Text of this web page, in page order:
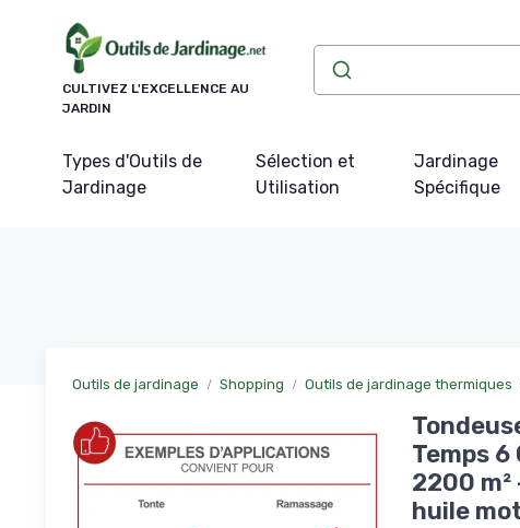
CULTIVEZ L'EXCELLENCE AU
JARDIN
Types d'Outils de
Jardinage
Sélection et
Utilisation
Jardinage
Spécifique
Outils de jardinage Shopping Outils de jardinage thermiques
Temps 6
2200
huile